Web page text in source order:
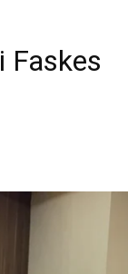
Faskes